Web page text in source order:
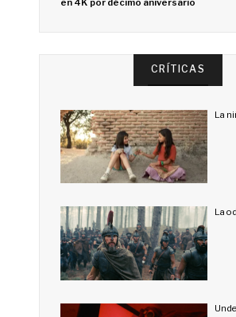
en 4K por décimo aniversario
CRÍTICAS
La
La